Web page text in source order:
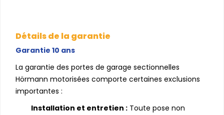
Détails de la garantie
Garantie 10 ans
La garantie des portes de garage sectionnelles
Hörmann motorisées comporte certaines exclusions
importantes :
Installation et entretien : Toute pose non